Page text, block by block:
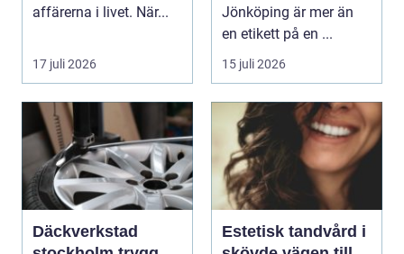
affärerna i livet. När...
17 juli 2026
Jönköping är mer än
en etikett på en ...
15 juli 2026
Däckverkstad
Estetisk tandvård i